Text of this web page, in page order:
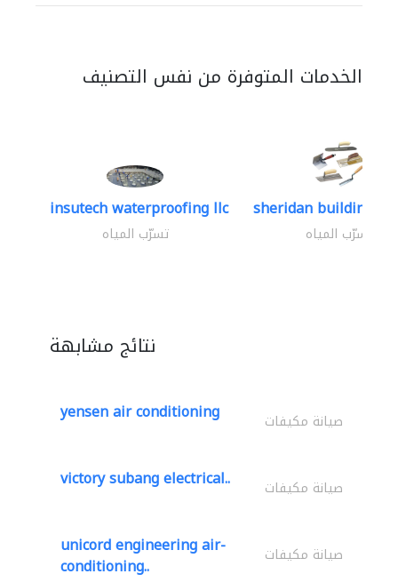
الخدمات المتوفرة من نفس التصنيف
insutech waterproofing llc
تسرّب المياه
sheridan building
تسرّب المياه
نتائج مشابهة
yensen air conditioning صيانة مكيفات
victory subang electrical.. صيانة مكيفات
unicord engineering air-
conditioning.. صيانة مكيفات